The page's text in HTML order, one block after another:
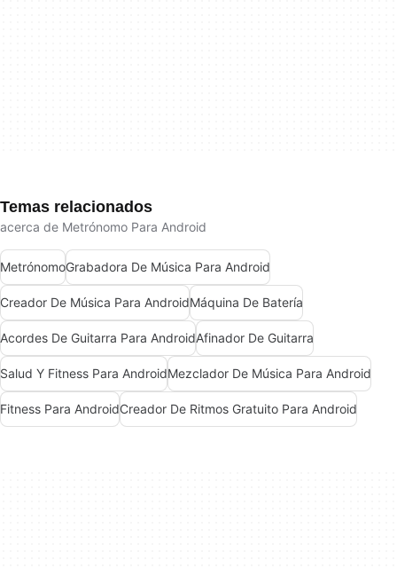
Temas relacionados
acerca de Metrónomo Para Android
MetrónomoGrabadora De Música Para Android
Creador De Música Para AndroidMáquina De Batería
Acordes De Guitarra Para AndroidAfinador De Guitarra
Salud Y Fitness Para AndroidMezclador De Música Para Android
Fitness Para AndroidCreador De Ritmos Gratuito Para Android